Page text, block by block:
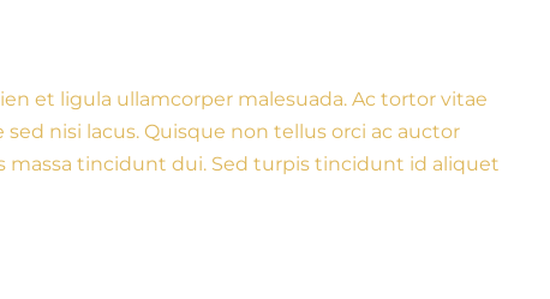
et ligula ullamcorper malesuada. Ac tortor vitae
nisi lacus. Quisque non tellus orci ac auctor
massa tincidunt dui. Sed turpis tincidunt id aliquet